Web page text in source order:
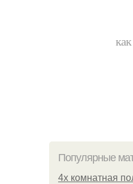
Популярные
4x комнатная